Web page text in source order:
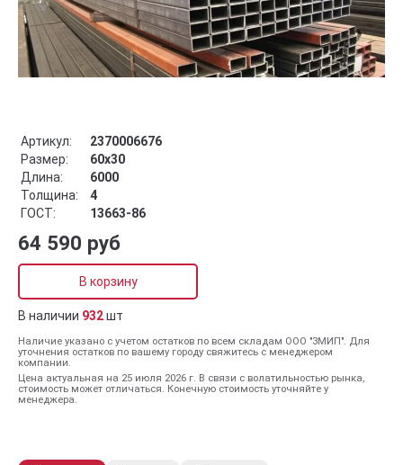
Артикул:
2370006676
Размер:
60x30
Длина:
6000
Толщина:
4
ГОСТ:
13663-86
64 590 руб
В корзину
В наличии 932шт
Наличие указано с учетом остатков по всем складам ООО "ЗМИП". Для
уточнения остатков по вашему городу свяжитесь с менеджером
компании.
Цена актуальная на 25 июля 2026 г. В связи с волатильностью рынка,
стоимость может отличаться. Конечную стоимость уточняйте у
менеджера.